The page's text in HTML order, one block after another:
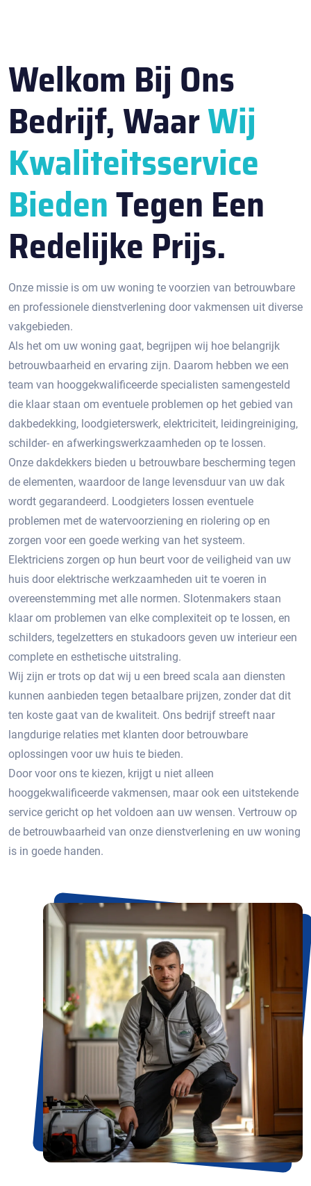
Welkom Bij Ons
Bedrijf, WaarWij
Kwaliteitsservice
BiedenTegen Een
Redelijke Prijs.
Onze missie is om uw woning te voorzien van betrouwbare
en professionele dienstverlening door vakmensen uit diverse
vakgebieden.
Als het om uw woning gaat, begrijpen wij hoe belangrijk
betrouwbaarheid en ervaring zijn. Daarom hebben we een
team van hooggekwalificeerde specialisten samengesteld
die klaar staan om eventuele problemen op het gebied van
dakbedekking, loodgieterswerk, elektriciteit, leidingreiniging,
schilder- en afwerkingswerkzaamheden op te lossen.
Onze dakdekkers bieden u betrouwbare bescherming tegen
de elementen, waardoor de lange levensduur van uw dak
wordt gegarandeerd. Loodgieters lossen eventuele
problemen met de watervoorziening en riolering op en
zorgen voor een goede werking van het systeem.
Elektriciens zorgen op hun beurt voor de veiligheid van uw
huis door elektrische werkzaamheden uit te voeren in
overeenstemming met alle normen. Slotenmakers staan ​​
klaar om problemen van elke complexiteit op te lossen, en
schilders, tegelzetters en stukadoors geven uw interieur een
complete en esthetische uitstraling.
Wij zijn er trots op dat wij u een breed scala aan diensten
kunnen aanbieden tegen betaalbare prijzen, zonder dat dit
ten koste gaat van de kwaliteit. Ons bedrijf streeft naar
langdurige relaties met klanten door betrouwbare
oplossingen voor uw huis te bieden.
Door voor ons te kiezen, krijgt u niet alleen
hooggekwalificeerde vakmensen, maar ook een uitstekende
service gericht op het voldoen aan uw wensen. Vertrouw op
de betrouwbaarheid van onze dienstverlening en uw woning
is in goede handen.